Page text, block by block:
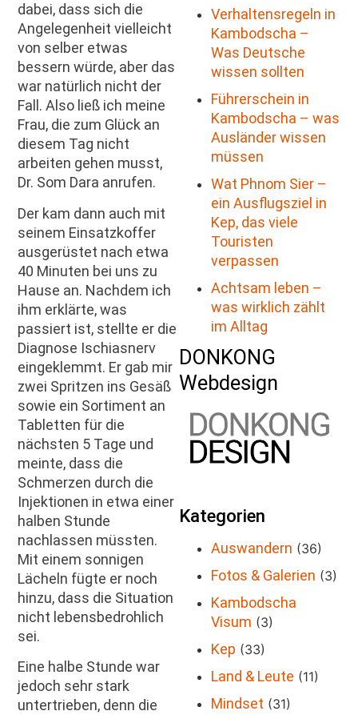
dabei, dass sich die
Angelegenheit vielleicht
von selber etwas
bessern würde, aber das
war natürlich nicht der
Fall. Also ließ ich meine
Frau, die zum Glück an
diesem Tag nicht
arbeiten gehen musst,
Dr. Som Dara anrufen.
Der kam dann auch mit
seinem Einsatzkoffer
ausgerüstet nach etwa
40 Minuten bei uns zu
Hause an. Nachdem ich
ihm erklärte, was
passiert ist, stellte er die
Diagnose Ischiasnerv
eingeklemmt. Er gab mir
zwei Spritzen ins Gesäß
sowie ein Sortiment an
Tabletten für die
nächsten 5 Tage und
meinte, dass die
Schmerzen durch die
Injektionen in etwa einer
halben Stunde
nachlassen müssten.
Mit einem sonnigen
Lächeln fügte er noch
hinzu, dass die Situation
nicht lebensbedrohlich
sei.
Eine halbe Stunde war
jedoch sehr stark
untertrieben, denn die
Verhaltensregeln in
Kambodscha –
Was Deutsche
wissen sollten
Führerschein in
Kambodscha – was
Ausländer wissen
müssen
Wat Phnom Sier –
ein Ausflugsziel in
Kep, das viele
Touristen
verpassen
Achtsam leben –
was wirklich zählt
im Alltag
DONKONG
Webdesign
Kategorien
Auswandern (36)
Fotos & Galerien (3)
Kambodscha
Visum (3)
Kep (33)
Land & Leute (11)
Mindset (31)